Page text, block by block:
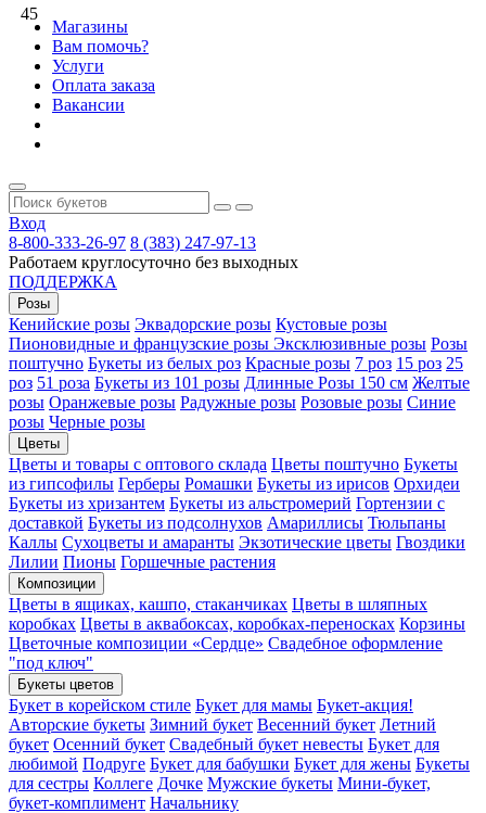
Магазины
Вам помочь?
Услуги
Оплата заказа
Вакансии
Вход
8-800-333-26-97 8 (383) 247-97-13
Работаем круглосуточно без выходных
ПОДДЕРЖКА
Розы
Кенийские розы Эквадорские розы Кустовые розы
Пионовидные и французские розы Эксклюзивные розы Розы
поштучно Букеты из белых роз Красные розы 7 роз 15 роз 25
роз 51 роза Букеты из 101 розы Длинные Розы 150 см Желтые
розы Оранжевые розы Радужные розы Розовые розы Синие
розы Черные розы
Цветы
Цветы и товары с оптового склада Цветы поштучно Букеты
из гипсофилы Герберы Ромашки Букеты из ирисов Орхидеи
Букеты из хризантем Букеты из альстромерий Гортензии с
доставкой Букеты из подсолнухов Амариллисы Тюльпаны
Каллы Сухоцветы и амаранты Экзотические цветы Гвоздики
Лилии Пионы Горшечные растения
Композиции
Цветы в ящиках, кашпо, стаканчиках Цветы в шляпных
коробках Цветы в аквабоксах, коробках-переносках Корзины
Цветочные композиции «Сердце» Свадебное оформление
"под ключ"
Букеты цветов
Букет в корейском стиле Букет для мамы Букет-акция!
Авторские букеты Зимний букет Весенний букет Летний
букет Осенний букет Свадебный букет невесты Букет для
любимой Подруге Букет для бабушки Букет для жены Букеты
для сестры Коллеге Дочке Мужские букеты Мини-букет,
букет-комплимент Начальнику
45